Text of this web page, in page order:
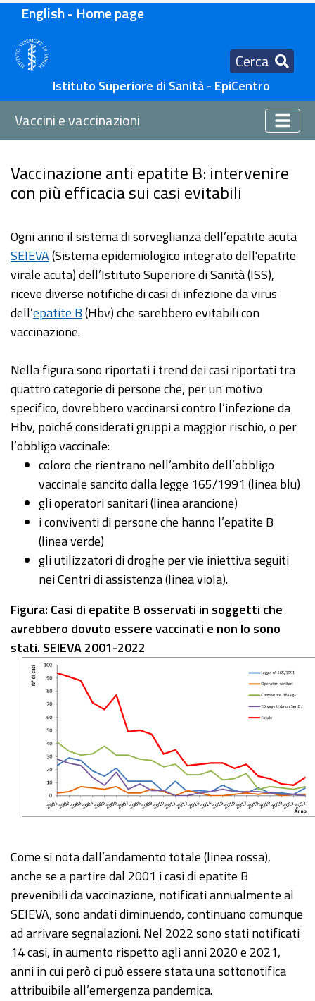
English - Home page
Cerca
Istituto Superiore di Sanità - EpiCentro
Vaccini e vaccinazioni
Vaccinazione anti epatite B: intervenire
con più efficacia sui casi evitabili
Ogni anno il sistema di sorveglianza dell’epatite acuta
SEIEVA(Sistema epidemiologico integrato dell'epatite
virale acuta) dell’Istituto Superiore di Sanità (ISS),
riceve diverse notifiche di casi di infezione da virus
dell’epatite B(Hbv) che sarebbero evitabili con
vaccinazione.
Nella figura sono riportati i trend dei casi riportati tra
quattro categorie di persone che, per un motivo
specifico, dovrebbero vaccinarsi contro l’infezione da
Hbv, poiché considerati gruppi a maggior rischio, o per
l’obbligo vaccinale:
coloro che rientrano nell’ambito dell’obbligo
vaccinale sancito dalla legge 165/1991 (linea blu)
gli operatori sanitari (linea arancione)
i conviventi di persone che hanno l’epatite B
(linea verde)
gli utilizzatori di droghe per vie iniettiva seguiti
nei Centri di assistenza (linea viola).
Figura: Casi di epatite B osservati in soggetti che
avrebbero dovuto essere vaccinati e non lo sono
stati. SEIEVA 2001-2022
Come si nota dall’andamento totale (linea rossa),
anche se a partire dal 2001 i casi di epatite B
prevenibili da vaccinazione, notificati annualmente al
SEIEVA, sono andati diminuendo, continuano comunque
ad arrivare segnalazioni. Nel 2022 sono stati notificati
14 casi, in aumento rispetto agli anni 2020 e 2021,
anni in cui però ci può essere stata una sottonotifica
attribuibile all’emergenza pandemica.